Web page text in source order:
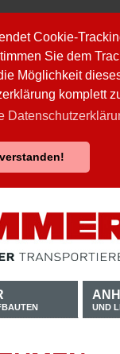
Cookie-
Sie dem
Möglichkeit
komplett
UND